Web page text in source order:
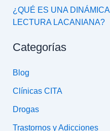
¿QUÉ ES UNA
LECTURA LACANIANA?
Categorías
Blog
Clínicas CITA
Drogas
Trastornos y Adicciones